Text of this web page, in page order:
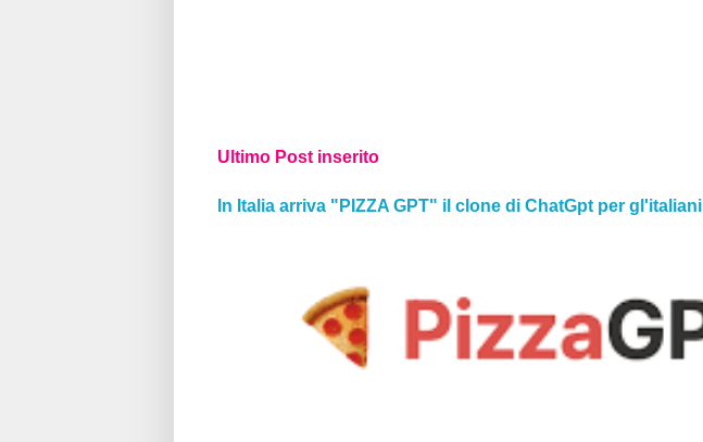
Ultimo Post inserito
In Italia arriva "PIZZA GPT" il clone di ChatGpt per gl'italiani